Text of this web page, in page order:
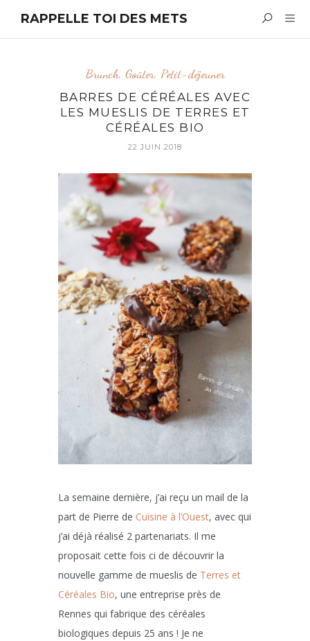
RAPPELLE TOI DES METS
Brunch, Goûter, Petit-déjeuner
BARRES DE CÉRÉALES AVEC
LES MUESLIS DE TERRES ET
CÉRÉALES BIO
22 JUIN 2018
La semaine dernière, j’ai reçu un mail de la
part de Pierre de Cuisine à l’Ouest, avec qui
j’ai déjà réalisé 2 partenariats. Il me
proposait cette fois ci de découvrir la
nouvelle gamme de mueslis de Terres et
Céréales Bio, une entreprise près de
Rennes qui fabrique des céréales
biologiques depuis 25 ans ! Je ne